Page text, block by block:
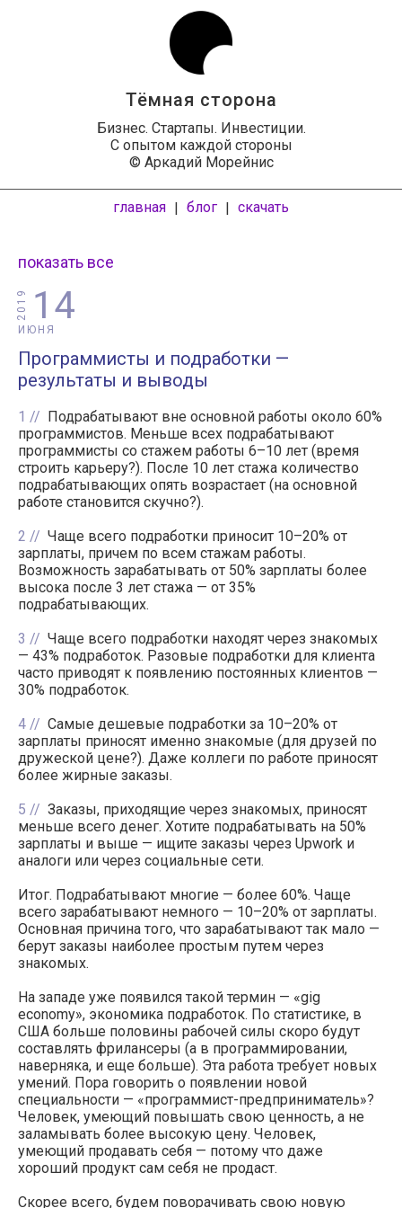
Тёмная сторона
Бизнес. Стартапы. Инвестиции.
С опытом каждой стороны
© Аркадий Морейнис
главная | блог | скачать
показать все
14
ИЮНЯ
2019
Программисты и подработки —
результаты и выводы
1
Подрабатывают вне основной работы около 60%
программистов. Меньше всех подрабатывают
программисты со стажем работы 6–10 лет (время
строить карьеру?). После 10 лет стажа количество
подрабатывающих опять возрастает (на основной
работе становится скучно?).
2
Чаще всего подработки приносит 10–20% от
зарплаты, причем по всем стажам работы.
Возможность зарабатывать от 50% зарплаты более
высока после 3 лет стажа — от 35%
подрабатывающих.
3
Чаще всего подработки находят через знакомых
— 43% подработок. Разовые подработки для клиента
часто приводят к появлению постоянных клиентов —
30% подработок.
4
Самые дешевые подработки за 10–20% от
зарплаты приносят именно знакомые (для друзей по
дружеской цене?). Даже коллеги по работе приносят
более жирные заказы.
5
Заказы, приходящие через знакомых, приносят
меньше всего денег. Хотите подрабатывать на 50%
зарплаты и выше — ищите заказы через Upwork и
аналоги или через социальные сети.
Итог. Подрабатывают многие — более 60%. Чаще
всего зарабатывают немного — 10–20% от зарплаты.
Основная причина того, что зарабатывают так мало —
берут заказы наиболее простым путем через
знакомых.
На западе уже появился такой термин — «gig
economy», экономика подработок. По статистике, в
США больше половины рабочей силы скоро будут
составлять фрилансеры (а в программировании,
наверняка, и еще больше). Эта работа требует новых
умений. Пора говорить о появлении новой
специальности — «программист-предприниматель»?
Человек, умеющий повышать свою ценность, а не
заламывать более высокую цену. Человек,
умеющий продавать себя — потому что даже
хороший продукт сам себя не продаст.
Скорее всего, будем поворачивать свою новую